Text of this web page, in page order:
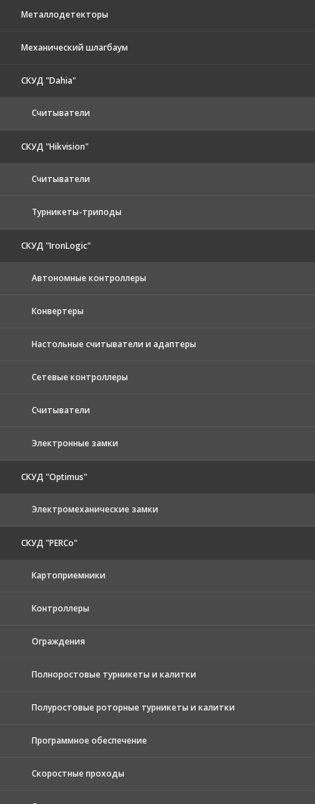
Металлодетекторы
Механический шлагбаум
СКУД "Dahia"
Считыватели
СКУД "Hikvision"
Считыватели
Турникеты-триподы
СКУД "IronLogic"
Автономные контроллеры
Конвертеры
Настольные считыватели и адаптеры
Сетевые контроллеры
Считыватели
Электронные замки
СКУД "Optimus"
Электромеханические замки
СКУД "PERCo"
Картоприемники
Контроллеры
Ограждения
Полноростовые турникеты и калитки
Полуростовые роторные турникеты и калитки
Программное обеспечение
Скоростные проходы